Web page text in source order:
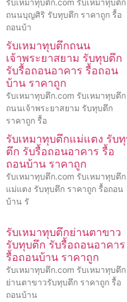
รับเหมาทุบตึก.com รับเหมาทุบตึก
ถนนบุญศิริ รับทุบตึก ราคาถูก รื้อ
ถอนบ้า
รับเหมาทุบตึกถนน
เจ้าพระยาสยาม รับทุบตึก
รับรื้อถอนอาคาร รื้อถอน
บ้าน ราคาถูก
รับเหมาทุบตึก.com รับเหมาทุบตึก
ถนนเจ้าพระยาสยาม รับทุบตึก
ราคาถูก รื้อ
รับเหมาทุบตึกแม่แตง รับ
ตึก รับรื้อถอนอาคาร รื้อ
ถอนบ้าน ราคาถูก
รับเหมาทุบตึก.com รับเหมาทุบตึก
แม่แตง รับทุบตึก ราคาถูก รื้อถอน
บ้าน รั
รับเหมาทุบตึกย่านตาขาว
รับทุบตึก รับรื้อถอนอาคาร
รื้อถอนบ้าน ราคาถูก
รับเหมาทุบตึก.com รับเหมาทุบตึก
ย่านตาขาวรับทุบตึก ราคาถูก รื้อ
ถอนบ้าน